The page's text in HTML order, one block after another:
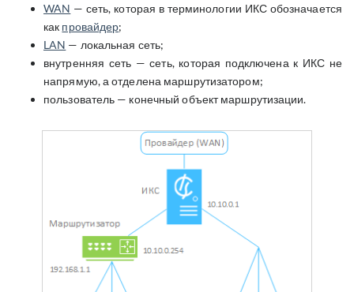
WAN — сеть, которая в терминологии ИКС обозначается
как провайдер;
LAN — локальная сеть;
внутренняя сеть — сеть, которая подключена к ИКС не
напрямую, а отделена маршрутизатором;
пользователь — конечный объект маршрутизации.